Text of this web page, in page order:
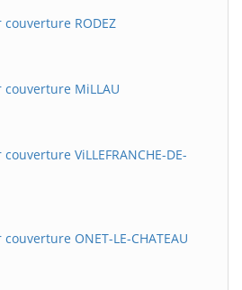
RODEZ
MiLLAU
ViLLEFRANCHE-DE-
ONET-LE-CHATEAU